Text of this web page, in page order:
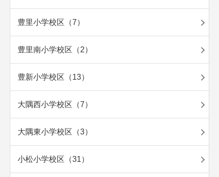
豊里小学校区（7）
豊里南小学校区（2）
豊新小学校区（13）
大隅西小学校区（7）
大隅東小学校区（3）
小松小学校区（31）